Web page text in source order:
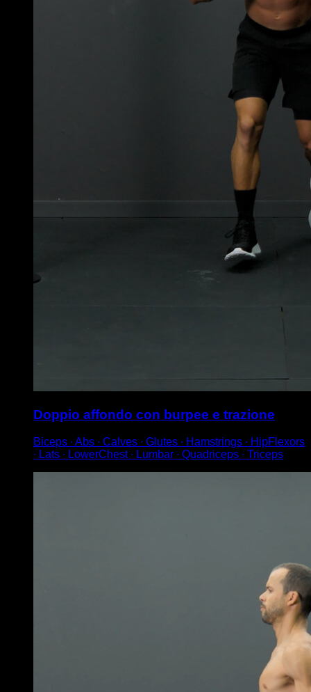
Doppio affondo con burpee e trazione
Biceps ∙ Abs ∙ Calves ∙ Glutes ∙ Hamstrings ∙ HipFlexors
∙ Lats ∙ LowerChest ∙ Lumbar ∙ Quadriceps ∙ Triceps